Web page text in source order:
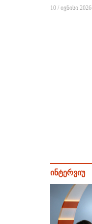
10 / ივნისი 2026
ინტერვიუ